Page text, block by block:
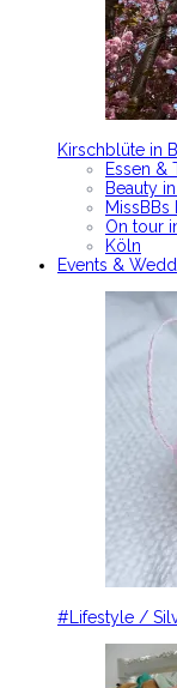
Kirschblüte in
Essen &
Beauty
On tour
Köln
Events &
#Lifestyle /